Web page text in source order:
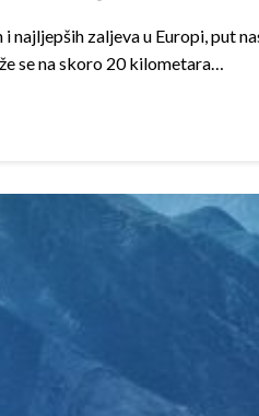
najljepših zaljeva u Europi, put
se na skoro 20 kilometara…